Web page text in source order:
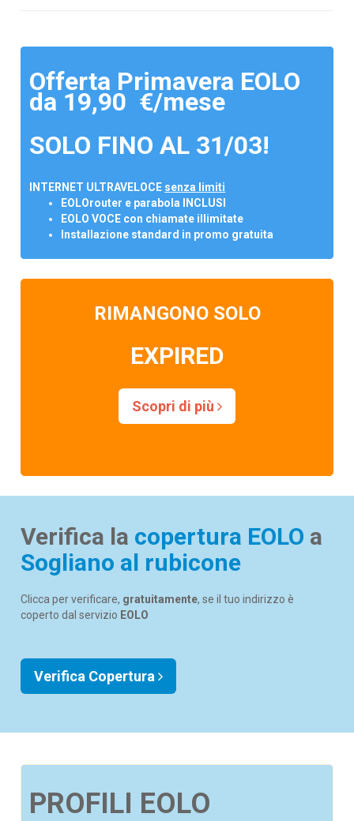
Offerta Primavera EOLO
da 19,90 €/mese
SOLO FINO AL 31/03!
INTERNET ULTRAVELOCE senza limiti
EOLOrouter e parabola INCLUSI
EOLO VOCE con chiamate illimitate
Installazione standard in promo gratuita
RIMANGONO SOLO
EXPIRED
Scopri di più
Verifica la copertura EOLO a
Sogliano al rubicone
Clicca per verificare, gratuitamente, se il tuo indirizzo è
coperto dal servizio EOLO
Verifica Copertura
PROFILI EOLO